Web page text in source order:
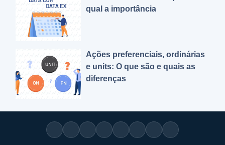
qual a importância
Ações preferenciais, ordinárias
e units: O que são e quais as
diferenças